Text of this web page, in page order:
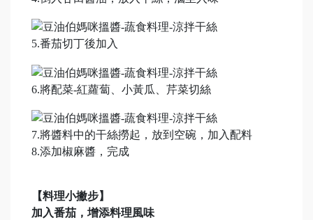
5.番茄切丁後加入
6.將配菜-紅蘿蔔、小黃瓜、芹菜切絲
7.將醬料中的干絲撈起，放到空碗，加入配料
8.添加椒麻醬，完成
【料理小撇步】
加入番茄，增添料理風味